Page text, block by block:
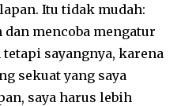
Itu tidak mudah:
mencoba mengatur
sayangnya, karena
sekuat yang saya
saya harus lebih